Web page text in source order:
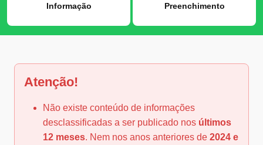
Informação
Preenchimento
Atenção!
Não existe conteúdo de informações
desclassificadas a ser publicado nos últimos
12 meses. Nem nos anos anteriores de 2024 e